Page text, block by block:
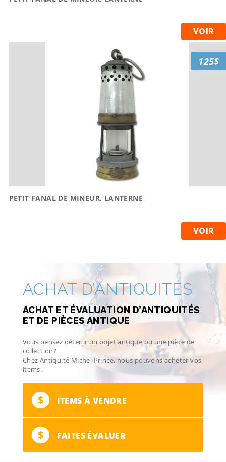
VOIR
PETIT FANAL DE MINEUR, LANTERNE
VOIR
125$
ACHAT D’ANTIQUITÉS
ACHAT ET ÉVALUATION D’ANTIQUITÉS
ET DE PIÈCES ANTIQUE
Vous pensez détenir un objet antique ou une pièce de
collection?
Chez Antiquité Michel Prince, nous pouvons acheter vos
items.
$ ITEMS À VENDRE
$ FAITES ÉVALUER